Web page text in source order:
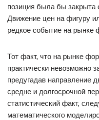
позиция была бы закрыта
Движение цен на фигуру
редкое событие на рынке
Тот факт, что на рынке
практически невозможно
предугадав направление
средне и долгосрочной
статистический факт,
математического